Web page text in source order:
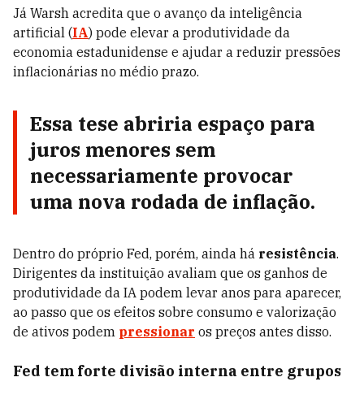
Já Warsh acredita que o avanço da inteligência
artificial (IA) pode elevar a produtividade da
economia estadunidense e ajudar a reduzir pressões
inflacionárias no médio prazo.
Essa tese abriria espaço para
juros menores sem
necessariamente provocar
uma nova rodada de inflação.
Dentro do próprio Fed, porém, ainda há resistência.
Dirigentes da instituição avaliam que os ganhos de
produtividade da IA podem levar anos para aparecer,
ao passo que os efeitos sobre consumo e valorização
de ativos podem pressionar os preços antes disso.
Fed tem forte divisão interna entre grupos